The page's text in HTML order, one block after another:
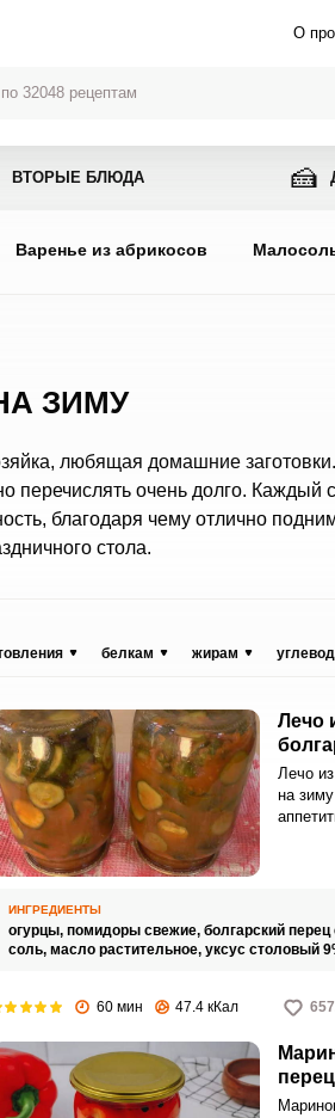
О
ВТОРЫЕ БЛЮДА 🍰
Варенье из абрикосов
ЗИМУ
любящая домашние
очень долго. Каждый
благодаря чему отлично
стола.
белкам жирам
Лечо
Лечо
на
к
ИНГРЕДИЕНТЫ
огурцы, помидоры свежие, болгарский
соль, масло растительное, уксус столовый
60 мин 47.4 кКал